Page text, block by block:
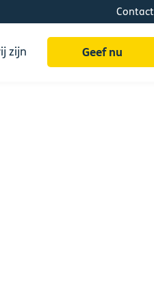
Contact
zijn Geef nu